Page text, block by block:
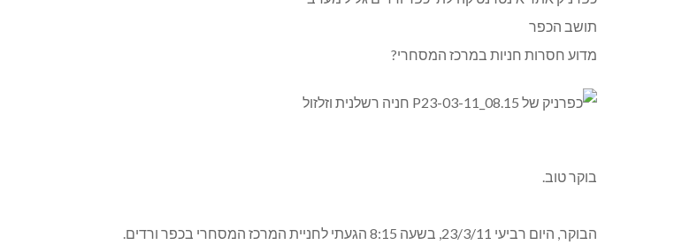
תושב הכפר
מדוע חסרות חניות במרכז המסחרי?
בוקר טוב.
הבוקר, היום רביעי 23/3/11, בשעה 8:15 הגעתי לחניית המרכז המסחרי בכפר ורדים.